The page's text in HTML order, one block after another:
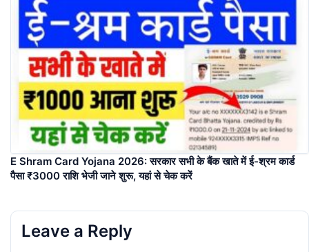
E Shram Card Yojana 2026: सरकार सभी के बैंक खाते में ई-श्रम कार्ड
पैसा ₹3000 राशि भेजी जाने शुरू, यहां से चेक करें
Leave a Reply